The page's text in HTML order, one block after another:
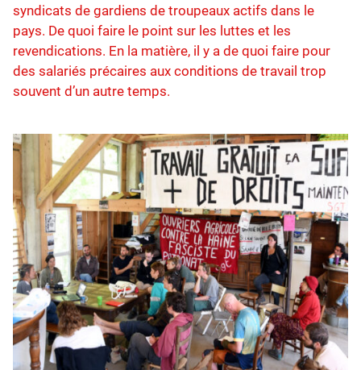
syndicats de gardiens de troupeaux actifs dans le
pays. De quoi faire le point sur les luttes et les
revendications. En la matière, il y a de quoi faire pour
des salariés précaires aux conditions de travail trop
souvent d’un autre temps.